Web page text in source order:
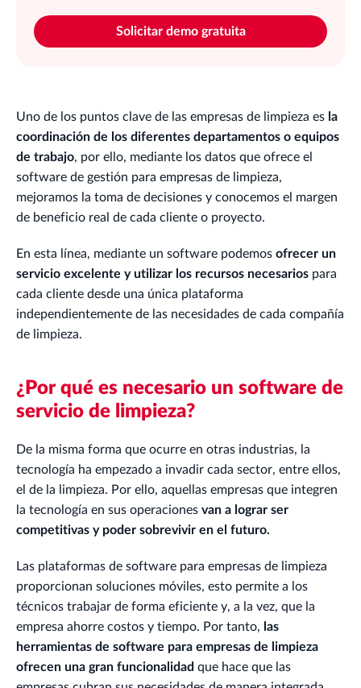
Solicitar demo gratuita
Uno de los puntos clave de las empresas de limpieza es la
coordinación de los diferentes departamentos o equipos
de trabajo, por ello, mediante los datos que ofrece el
software de gestión para empresas de limpieza,
mejoramos la toma de decisiones y conocemos el margen
de beneficio real de cada cliente o proyecto.
En esta línea, mediante un software podemos ofrecer un
servicio excelente y utilizar los recursos necesarios para
cada cliente desde una única plataforma
independientemente de las necesidades de cada compañía
de limpieza.
¿Por qué es necesario un software de
servicio de limpieza?
De la misma forma que ocurre en otras industrias, la
tecnología ha empezado a invadir cada sector, entre ellos,
el de la limpieza. Por ello, aquellas empresas que integren
la tecnología en sus operaciones van a lograr ser
competitivas y poder sobrevivir en el futuro.
Las plataformas de software para empresas de limpieza
proporcionan soluciones móviles, esto permite a los
técnicos trabajar de forma eficiente y, a la vez, que la
empresa ahorre costos y tiempo. Por tanto, las
herramientas de software para empresas de limpieza
ofrecen una gran funcionalidad que hace que las